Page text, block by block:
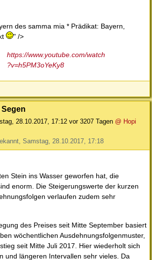
des samma mia * Prädikat: Bayern,
" />
https://www.youtube.com/watch
?v=h5PM3oYeKy8
28.10.2017, 17:12 vor 3207 Tagen @ Hopi
Samstag, 28.10.2017, 17:18
Stein ins Wasser geworfen hat, die
enorm. Die Steigerungswerte der kurzen
verlaufen zudem sehr
des Preises seit Mitte September basiert
wöchentlichen Ausdehnungsfolgenmuster,
seit Mitte Juli 2017. Hier wiederholt sich
und längeren Intervallen sehr vieles. Da